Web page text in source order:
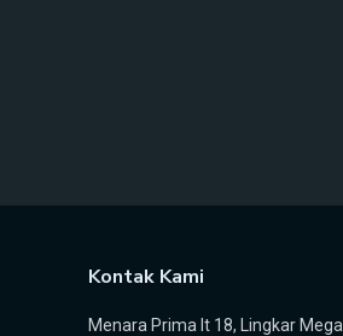
Kontak Kami
Menara Prima lt 18, Lingkar Mega